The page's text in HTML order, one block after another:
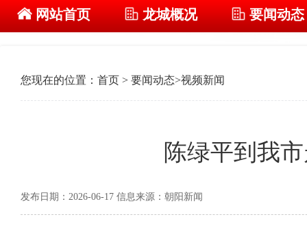
网站首页 龙城概况 要闻动态
您现在的位置： 首页 > 要闻动态>视频新闻
陈绿平到我
发布日期：2026-06-17 信息来源：朝阳新闻